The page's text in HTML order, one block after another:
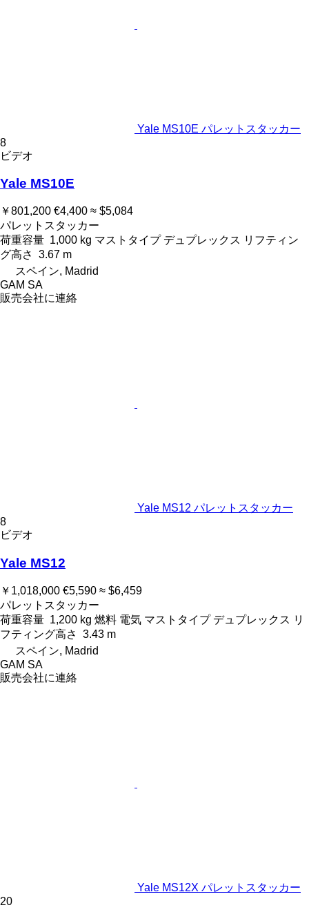
Yale MS10E パレットスタッカー
8
ビデオ
Yale MS10E
￥801,200 €4,400 ≈ $5,084
パレットスタッカー
荷重容量 1,000 kg マストタイプ デュプレックス リフティン
グ高さ
3.67 m
スペイン, Madrid
GAM SA
販売会社に連絡
Yale MS12 パレットスタッカー
8
ビデオ
Yale MS12
￥1,018,000 €5,590 ≈ $6,459
パレットスタッカー
荷重容量 1,200 kg 燃料 電気 マストタイプ デュプレックス リ
フティング高さ
3.43 m
スペイン, Madrid
GAM SA
販売会社に連絡
Yale MS12X パレットスタッカー
20